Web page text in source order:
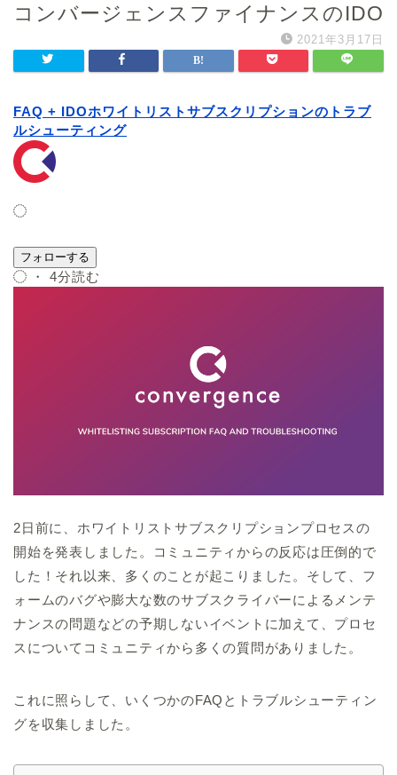
コンバージェンスファイナンスのIDO
2021年3月17日
FAQ + IDOホワイトリストサブスクリプションのトラブ
ルシューティング
フォローする
・ 4分読む
2日前に、ホワイトリストサブスクリプションプロセスの
開始を発表しました。コミュニティからの反応は圧倒的で
した！それ以来、多くのことが起こりました。そして、フ
ォームのバグや膨大な数のサブスクライバーによるメンテ
ナンスの問題などの予期しないイベントに加えて、プロセ
スについてコミュニティから多くの質問がありました。
これに照らして、いくつかのFAQとトラブルシューティン
グを収集しました。